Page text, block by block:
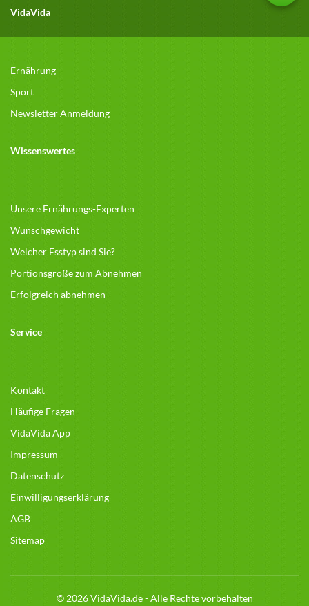
VidaVida
Ernährung
Sport
Newsletter Anmeldung
Wissenswertes
Unsere Ernährungs-Experten
Wunschgewicht
Welcher Esstyp sind Sie?
Portionsgröße zum Abnehmen
Erfolgreich abnehmen
Service
Kontakt
Häufige Fragen
VidaVida App
Impressum
Datenschutz
Einwilligungserklärung
AGB
Sitemap
© 2026 VidaVida.de - Alle Rechte vorbehalten